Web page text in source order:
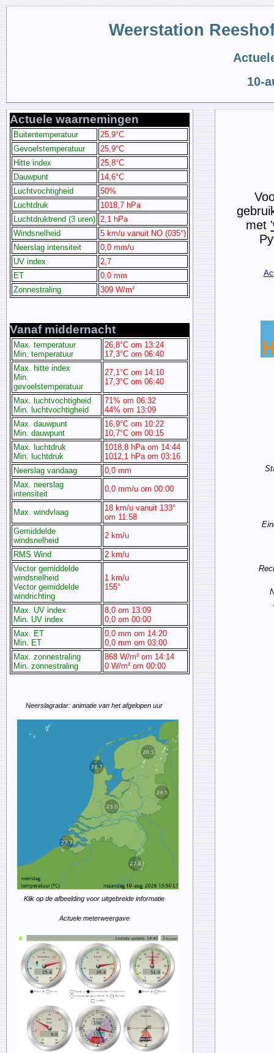
Weerstation
10-
Actuele waarnemingen
Buitentemperatuur
25,9°C
Gevoelstemperatuur
25,9°C
Hitte index
25,8°C
Dauwpunt
14,6°C
Luchtvochtigheid
50%
Luchtdruk
1018,7 hPa
Luchtdruktrend (3 uren)
2,1 hPa
Windsnelheid
5 km/u vanuit NO (035°)
Neerslag intensiteit
0,0 mm/u
UV index
2,7
ET
0,0 mm
Zonnestraling
309 W/m²
Vanaf middernacht
Max. temperatuur
Min. temperatuur
26,8°C om 13:24
17,3°C om 06:40
Max. hitte index
Min.
gevoelstemperatuur
27,1°C om 14:10
17,3°C om 06:40
Max. luchtvochtigheid
Min. luchtvochtigheid
71% om 06:32
44% om 13:09
Max. dauwpunt
Min. dauwpunt
16,9°C om 10:22
10,7°C om 00:15
Max. luchtdruk
Min. luchtdruk
1018,8 hPa om 14:44
1012,1 hPa om 03:16
Neerslag vandaag
0,0 mm
Max. neerslag
intensiteit
0,0 mm/u om 00:00
Max. windvlaag
18 km/u vanuit 133°
om 11:58
Gemiddelde
windsnelheid
2 km/u
RMS Wind
2 km/u
Vector gemiddelde
windsnelheid
Vector gemiddelde
windrichting
1 km/u
155°
Max. UV index
Min. UV index
8,0 om 13:09
0,0 om 00:00
Max. ET
Min. ET
0,0 mm om 14:20
0,0 mm om 03:00
Max. zonnestraling
Min. zonnestraling
868 W/m² om 14:14
0 W/m² om 00:00
Neerslagradar: animatie van het afgelopen uur
Klik op de afbeelding voor uitgebreide informatie
Actuele meterweergave
met